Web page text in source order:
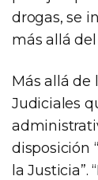
drogas, se
más allá
Más allá de
Judiciales
disposición
la